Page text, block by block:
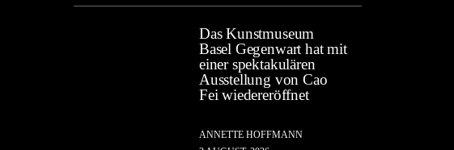
Das Kunstmuseum
Basel Gegenwart hat mit
einer spektakulären
Ausstellung von Cao
Fei wiedereröffnet
ANNETTE HOFFMANN